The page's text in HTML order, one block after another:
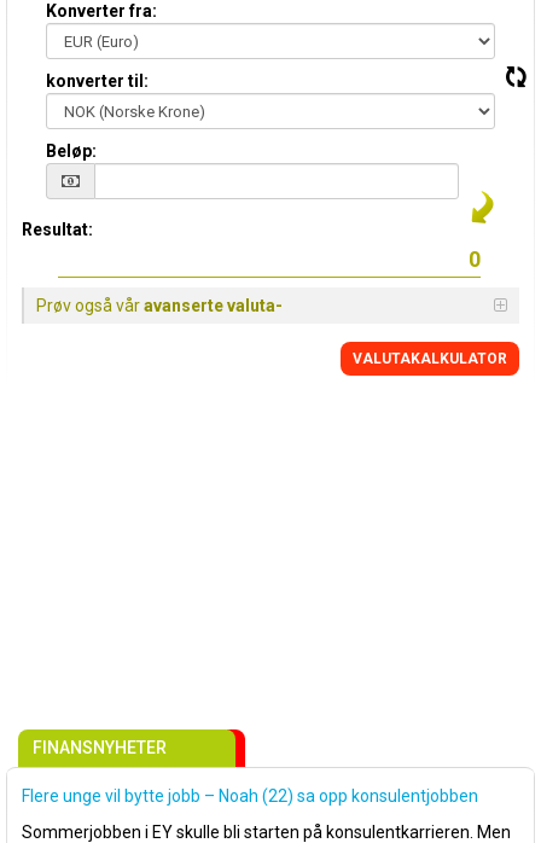
Konverter fra:
konverter til:
Beløp:
Resultat:
Prøv også våravanserte valuta-
VALUTAKALKULATOR
FINANSNYHETER
Flere unge vil bytte jobb – Noah (22) sa opp konsulentjobben
Sommerjobben i EY skulle bli starten på konsulentkarrieren. Men